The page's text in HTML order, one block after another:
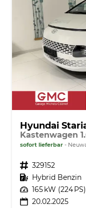
Hyundai
sofort lieferbar
Fahrzeugnr. 329152
Kraftstoff Hybrid Benzin
Leistung 165 kW (224 PS)
20.02.2025